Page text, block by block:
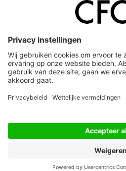
Service & Contact
Werken bij ons
Privacy Statement
Algemene Voorwaarden